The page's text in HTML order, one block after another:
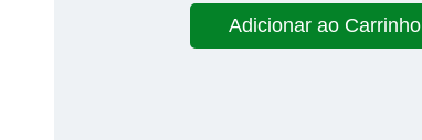
Adicionar ao Carrinho